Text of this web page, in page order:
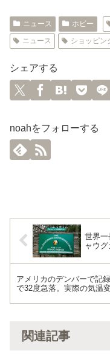
ニュース ホビー
ニュース
ショッピン
シェアする
noahをフォローする
世界一
ャウ
アメリカのデンバーで記
で32度急落。実際の気温
関連記事